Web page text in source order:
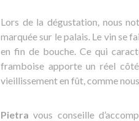
Lors de la dégustation, nous
marquée sur le palais. Le vin se
en fin de bouche. Ce qui
framboise apporte un réel
vieillissement en fût, comme
Pietra vous conseille